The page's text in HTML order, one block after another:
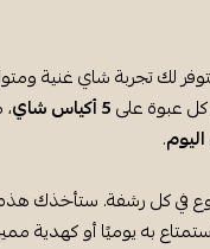
لك تجربة شاي غنية
عبوة على5 أكياس شاي
.
في كل رشفة. ستأخذك هذه
به يوميًا أو كهدية